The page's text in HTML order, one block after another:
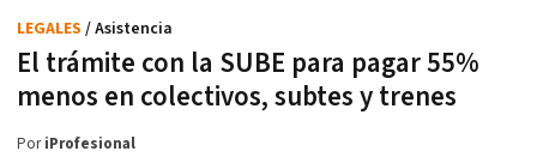
El trámite con la SUBE para pagar 55%
menos en colectivos, subtes y trenes
LEGALES / Asistencia
PoriProfesional